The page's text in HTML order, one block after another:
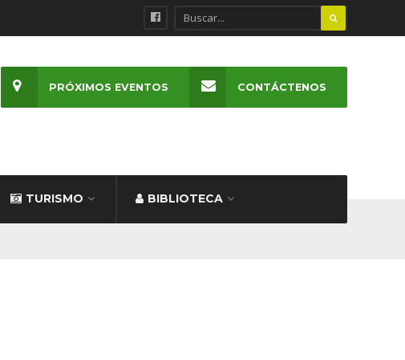
TURISMO BIBLIOTECA
PRÓXIMOS EVENTOS CONTÁCTENOS